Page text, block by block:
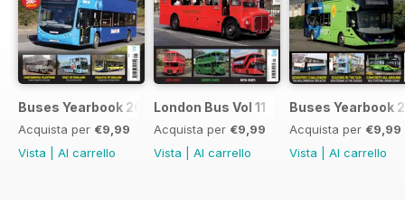
Buses Yearbook 2026
Acquista per €9,99
Vista
Al carrello
London Bus Vol 11
Acquista per €9,99
Vista
Al carrello
Buses Yearbook
Acquista per €9,99
Vista
Al carrello